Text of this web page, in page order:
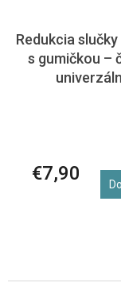
Redukcia
s gumičkou –
€7,90